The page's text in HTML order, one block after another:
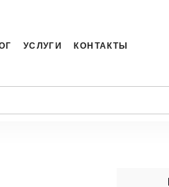
УСЛУГИ КОНТАКТЫ